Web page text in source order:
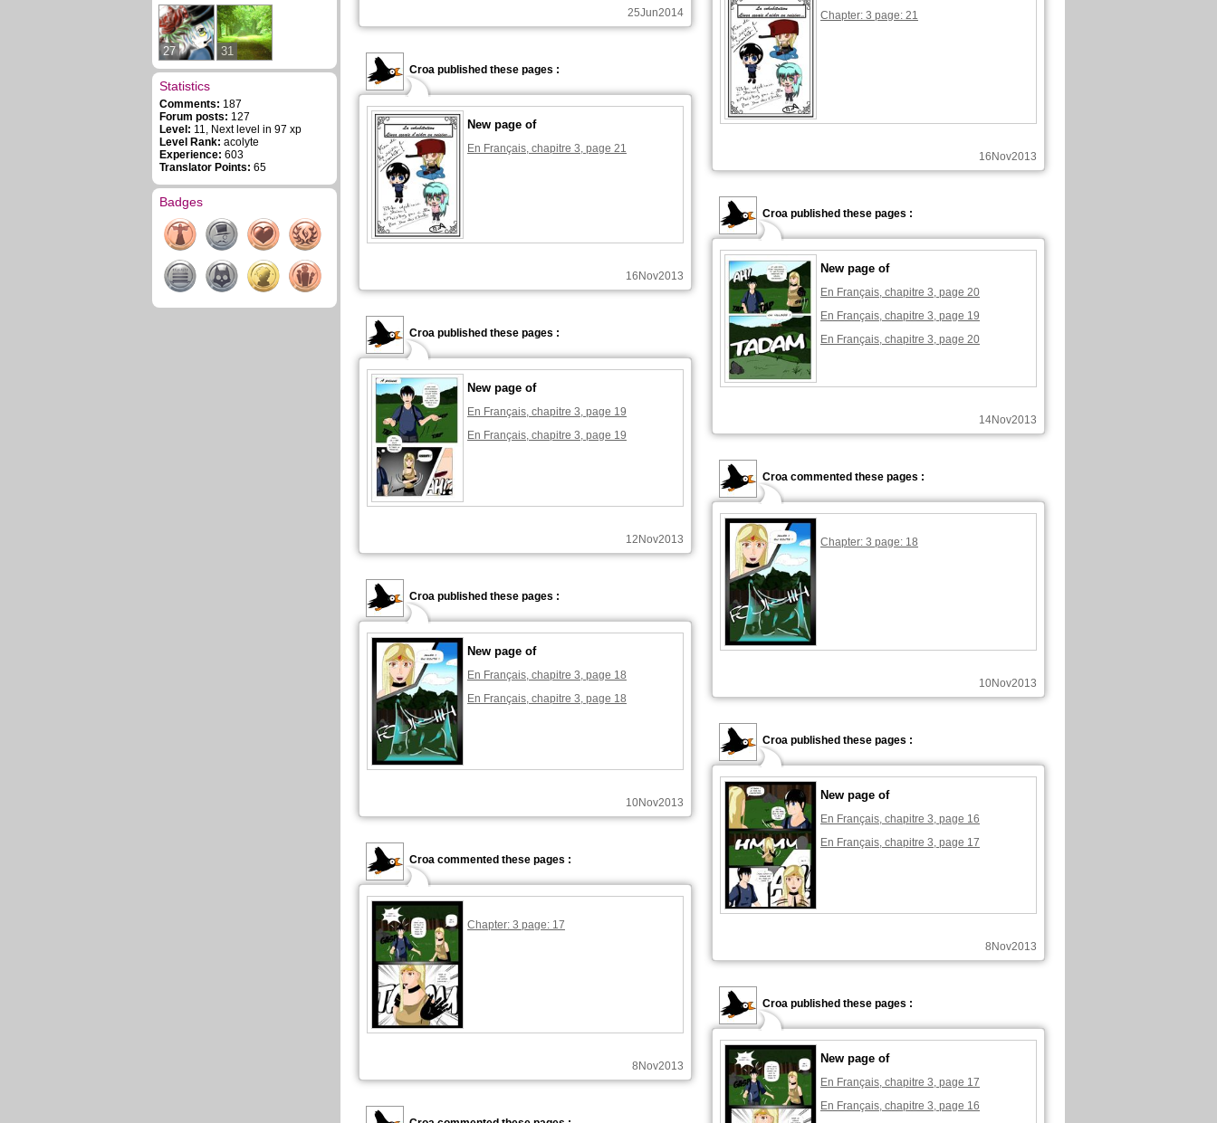
27 31
Statistics
Comments: 187
Forum posts: 127
Level: 11, Next level in 97 xp
Level Rank: acolyte
Experience: 603
Translator Points: 65
Badges
25Jun2014 Chapter: 3 page: 21
16Nov2013
Croa published these pages :
New page of
En Français, chapitre 3, page 21
16Nov2013
Croa published these pages :
New page of
En Français, chapitre 3, page 20
En Français, chapitre 3, page 19
En Français, chapitre 3, page 20
14Nov2013
Croa published these pages :
New page of
En Français, chapitre 3, page 19
En Français, chapitre 3, page 19
12Nov2013
Croa commented these pages :
Chapter: 3 page: 18
10Nov2013
Croa published these pages :
New page of
En Français, chapitre 3, page 18
En Français, chapitre 3, page 18
10Nov2013
Croa published these pages :
New page of
En Français, chapitre 3, page 16
En Français, chapitre 3, page 17
8Nov2013
Croa commented these pages :
Chapter: 3 page: 17
8Nov2013
Croa published these pages :
New page of
En Français, chapitre 3, page 17
En Français, chapitre 3, page 16